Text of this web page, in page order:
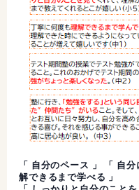
「 自分のペース 」 「 自
解できるまで学べる 」